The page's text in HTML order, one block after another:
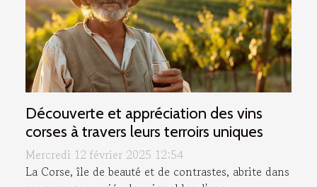
Découverte et appréciation des vins
corses à travers leurs terroirs uniques
Mercredi 12 février 2025 12:54
La Corse, île de beauté et de contrastes, abrite dans